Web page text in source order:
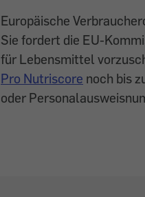
Europäische
Sie fordert die EU-
für Lebensmittel
Pro Nutriscore noch bis
oder